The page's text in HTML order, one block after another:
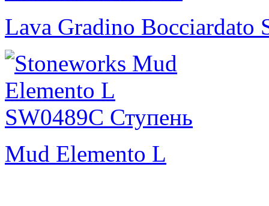
Lava Gradino Bocciardato
Mud Elemento L